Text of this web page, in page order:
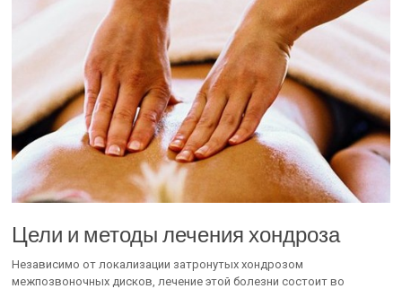
Цели и методы лечения хондроза
Независимо от локализации затронутых хондрозом
межпозвоночных дисков, лечение этой болезни состоит во